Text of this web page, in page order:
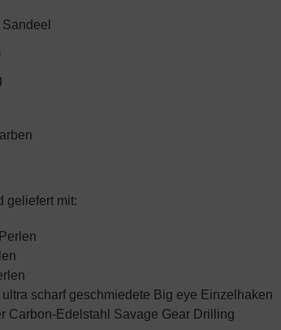
geliefert mit:
ultra scharf geschmiedete Big eye Einzelhaken
Carbon-Edelstahl Savage Gear Drilling